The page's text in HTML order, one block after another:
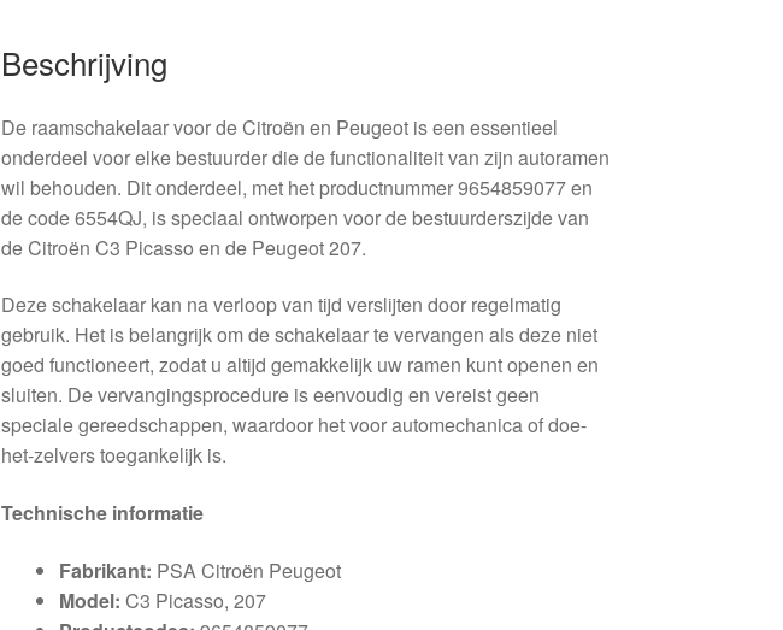
Beschrijving
De raamschakelaar voor de Citroën en Peugeot is een essentieel
onderdeel voor elke bestuurder die de functionaliteit van zijn autoramen
wil behouden. Dit onderdeel, met het productnummer 9654859077 en
de code 6554QJ, is speciaal ontworpen voor de bestuurderszijde van
de Citroën C3 Picasso en de Peugeot 207.
Deze schakelaar kan na verloop van tijd verslijten door regelmatig
gebruik. Het is belangrijk om de schakelaar te vervangen als deze niet
goed functioneert, zodat u altijd gemakkelijk uw ramen kunt openen en
sluiten. De vervangingsprocedure is eenvoudig en vereist geen
speciale gereedschappen, waardoor het voor automechanica of doe-
het-zelvers toegankelijk is.
Technische informatie
Fabrikant: PSA Citroën Peugeot
Model: C3 Picasso, 207